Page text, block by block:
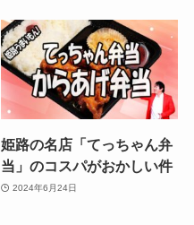
姫路の名店「てっちゃん弁
当」のコスパがおかしい件
2024年6月24日